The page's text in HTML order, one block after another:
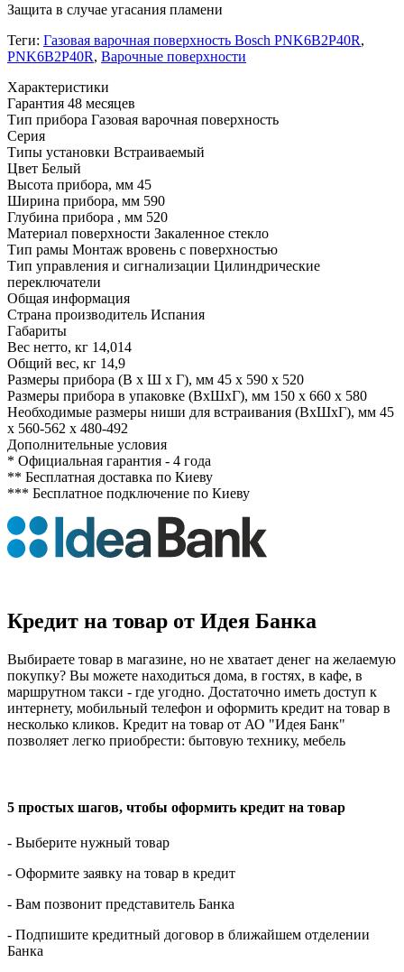
Защита в случае угасания пламени
Теги: Газовая варочная поверхность Bosch PNK6B2P40R,
PNK6B2P40R, Варочные поверхности
Xарактеристики
Гарантия 48 месяцев
Тип прибора Газовая варочная поверхность
Серия
Типы установки Встраиваемый
Цвет Белый
Высота прибора, мм 45
Ширина прибора, мм 590
Глубина прибора , мм 520
Материал поверхности Закаленное стекло
Тип рамы Монтаж вровень с поверхностью
Тип управления и сигнализации Цилиндрические
переключатели
Общая информация
Страна производитель Испания
Габариты
Вес нетто, кг 14,014
Общий вес, кг 14,9
Размеры прибора (В х Ш х Г), мм 45 x 590 x 520
Размеры прибора в упаковке (ВхШхГ), мм 150 x 660 x 580
Необходимые размеры ниши для встраивания (ВхШхГ), мм 45
x 560-562 x 480-492
Дополнительные условия
* Официальная гарантия - 4 года
** Бесплатная доставка по Киеву
*** Бесплатное подключение по Киеву
Кредит на товар от Идея Банка
Выбираете товар в магазине, но не хватает денег на желаемую
покупку? Вы можете находиться дома, в гостях, в кафе, в
маршрутном такси - где угодно. Достаточно иметь доступ к
интернету, мобильный телефон и оформить кредит на товар в
несколько кликов. Кредит на товар от АО "Идея Банк"
позволяет легко приобрести: бытовую технику, мебель
5 простых шагов, чтобы оформить кредит на товар
- Выберите нужный товар
- Оформите заявку на товар в кредит
- Вам позвонит представитель Банка
- Подпишите кредитный договор в ближайшем отделении
Банка